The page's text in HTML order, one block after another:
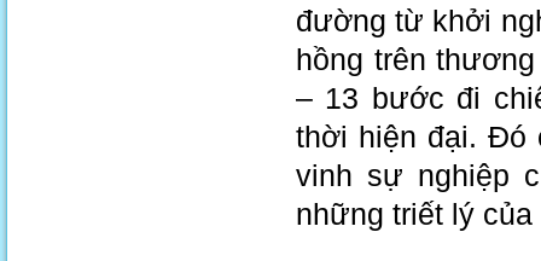
đường từ khởi
hồng trên
– 13 bước đi
thời hiện đại. Đó
vinh sự nghiệp
những triết lý